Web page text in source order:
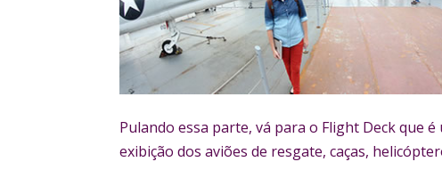
Pulando essa parte, vá para o Flight Deck que
exibição dos aviões de resgate, caças,